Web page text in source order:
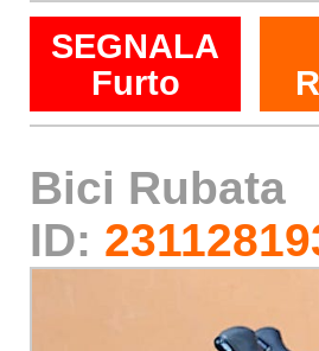
SEGNALA
Furto
Bici Rubata
ID: